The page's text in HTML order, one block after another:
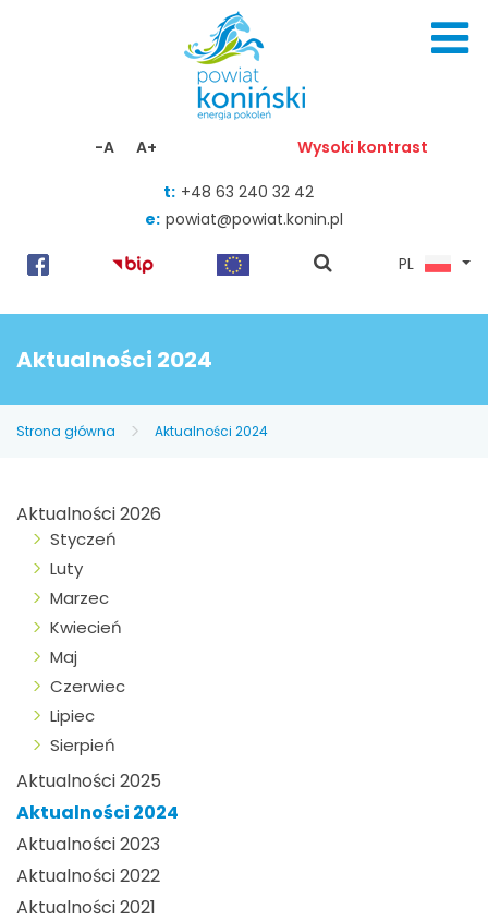
-A A+ Wysoki kontrast
t: +48 63 240 32 42
e: powiat@powiat.konin.pl
pokaż
PL
Aktualności 2024
Strona główna Aktualności 2024
Aktualności 2026
Styczeń
Luty
Marzec
Kwiecień
Maj
Czerwiec
Lipiec
Sierpień
Aktualności 2025
Aktualności 2024
Aktualności 2023
Aktualności 2022
Aktualności 2021